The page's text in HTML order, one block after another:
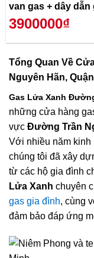
van gas + dây dẫn
3900000₫
Tổng Quan Về
Nguyên Hãn,
Gas Lửa Xanh
những cửa hàng
vực Đường Trần
Với nhiều năm kinh
chúng tôi đã xây
từ các hộ gia đình
Lửa Xanh chuyên
gas gia đình, cùng
đảm bảo đáp ứng